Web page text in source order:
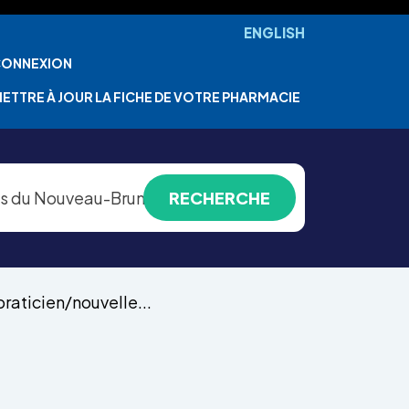
ENGLISH
À JOUR LA FICHE DE VOTRE PHARMACIE
nouvelle...